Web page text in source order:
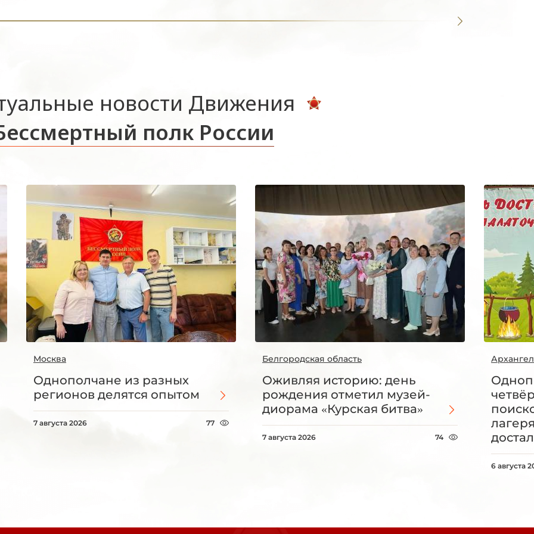
новости Движения
полк России
Москва
Однополчане из разных
регионов делятся опытом
7 августа 2026 77
Белгородская область
Оживляя историю: день
рождения отметил музей-
диорама «Курская битва»
7 августа 2026 74
6 августа